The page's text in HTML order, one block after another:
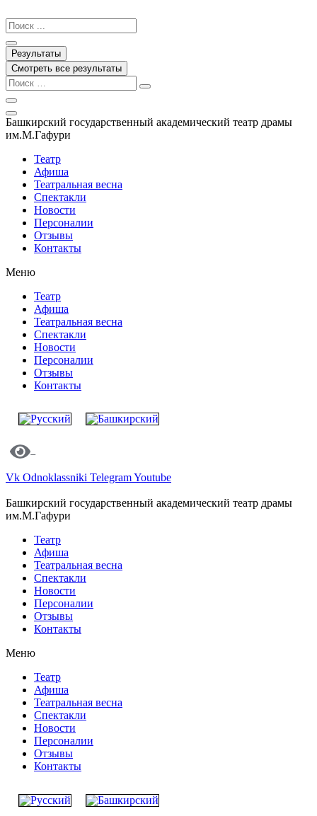
к
содержимому
Search
...
Результаты
Смотреть все результаты
Башкирский государственный академический театр драмы
им.М.Гафури
Театр
Афиша
Театральная весна
Спектакли
Новости
Персоналии
Отзывы
Контакты
Меню
Театр
Афиша
Театральная весна
Спектакли
Новости
Персоналии
Отзывы
Контакты
Vk Odnoklassniki TelegramYoutube
Башкирский государственный академический театр драмы
им.М.Гафури
Театр
Афиша
Театральная весна
Спектакли
Новости
Персоналии
Отзывы
Контакты
Меню
Театр
Афиша
Театральная весна
Спектакли
Новости
Персоналии
Отзывы
Контакты